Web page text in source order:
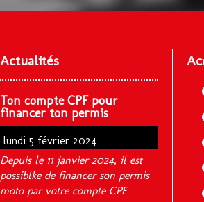
Actualités
Ton compte CPF pour
financer ton permis
lundi 5 février 2024
Depuis le 11 janvier 2024, il est
possiblke de financer son permis
moto par votre compte CPF